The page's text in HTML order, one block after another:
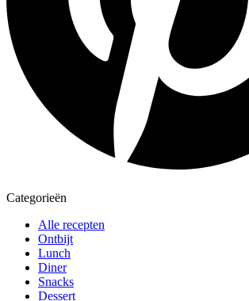
Categorieën
Alle recepten
Ontbijt
Lunch
Diner
Snacks
Dessert